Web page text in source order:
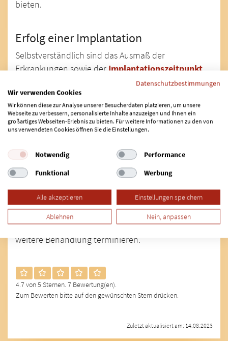
bieten.
Erfolg einer Implantation
Selbstverständlich sind das Ausmaß der
Erkrankungen sowie der Implantationszeitpunkt
für den Erfolg der Implantatversorgung
entscheidend und müssen in jedem individuellen
Fall neu beurteilt werden. Wie der exakte
Behandlungsverlauf und wann der richtige Moment
für eine Implantation ist (Sofortimplantation
), ergibt sich aus der Betrachtung
aller Faktoren.
Auf jeden Fall muss – falls vorhanden – eine
vorliegende Parodontitis vollständig abheilen, bevor
das Einbringen der Implantate in Angriff genommen
werden kann. Anschließend wird Ihr Zahnarzt die
weitere Behandlung terminieren.
4.7 von 5 Sternen. 7 Bewertung(en).
Zum Bewerten bitte auf den gewünschten Stern drücken.
Zuletzt aktualisiert am: 14.08.2023
Datenschutzbestimmungen
Wir verwenden Cookies
Wir können diese zur Analyse unserer Besucherdaten platzieren, um unsere
Webseite zu verbessern, personalisierte Inhalte anzuzeigen und Ihnen ein
großartiges Webseiten-Erlebnis zu bieten. Für weitere Informationen zu den von
uns verwendeten Cookies öffnen Sie die Einstellungen.
Notwendig
Performance
Funktional
Werbung
Alle akzeptieren Einstellungen speichern
Ablehnen Nein, anpassen